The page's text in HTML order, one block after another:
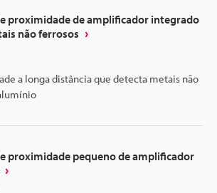
proximidade de amplificador integrado
não ferrosos
a longa distância que detecta metais não
proximidade pequeno de amplificador